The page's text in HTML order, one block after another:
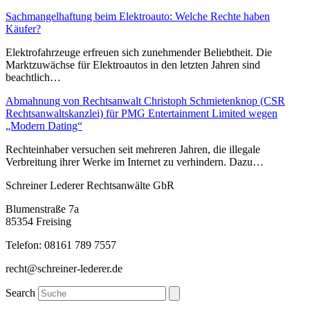
Sachmangelhaftung beim Elektroauto: Welche Rechte haben
Käufer?
Elektrofahrzeuge erfreuen sich zunehmender Beliebtheit. Die
Marktzuwächse für Elektroautos in den letzten Jahren sind
beachtlich…
Abmahnung von Rechtsanwalt Christoph Schmietenknop (CSR
Rechtsanwaltskanzlei) für PMG Entertainment Limited wegen
„Modern Dating“
Rechteinhaber versuchen seit mehreren Jahren, die illegale
Verbreitung ihrer Werke im Internet zu verhindern. Dazu…
Schreiner Lederer Rechtsanwälte GbR
Blumenstraße 7a
85354 Freising
Telefon: 08161 789 7557
recht@schreiner-lederer.de
Search